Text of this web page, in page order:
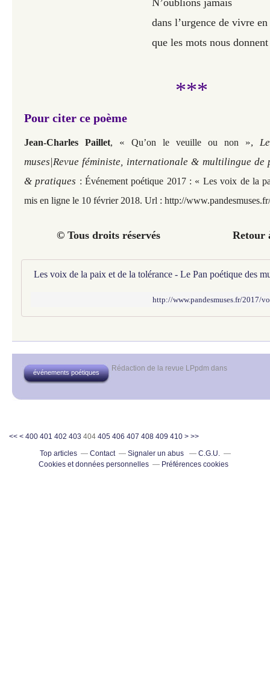
dans l’urgence de vivre
que les mots nous
***
Pour citer ce poème
Jean-Charles Paillet, « Qu’on le veuille ou non »,
muses|Revue féministe, internationale & multilingue de
& pratiques : Événement poétique 2017 : « Les voix de la
mis en ligne le 10 février 2018. Url : http://
© Tous droits réservés Retour
Les voix de la paix et de la tolérance - Le Pan poétique des
http://www.pandesmuses.fr/2017/
Rédaction de la revue LPpdm dans
événements poétiques
<< < 400 401 402 403 404 405 406 407 408 409 410 420
430
440
450
460
470
480
490
500
> >>
Top articles
Contact Signaler un abus
C.G.U.
Cookies et données personnelles
Préférences cookies